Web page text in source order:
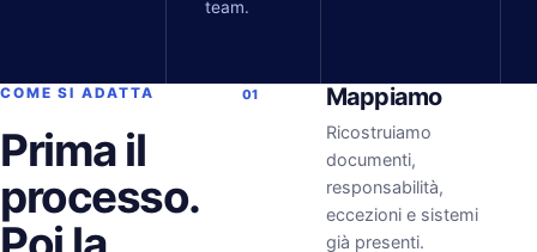
team.
COME SI ADATTA
Prima il
processo.
01 Mappiamo
Ricostruiamo
documenti,
responsabilità,
eccezioni e sistemi
già presenti.